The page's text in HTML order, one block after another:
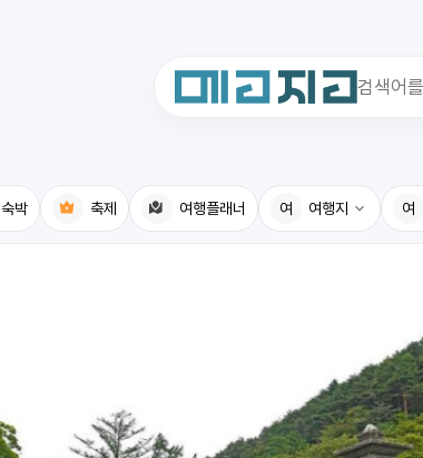
숙박 축제 여행플래너 여 여행지
식물도감
여
최근 검색어가 없습니다.